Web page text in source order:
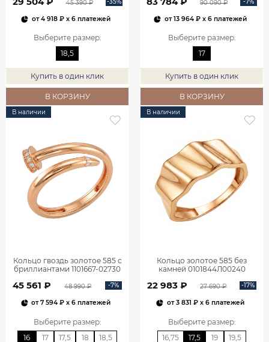
45 390 ₽
от4 918 ₽x 6 платежей
Выберите размер:
18,5
Купить в один клик
В КОРЗИНУ
90 090 ₽
от13 964 ₽x 6 платежей
Выберите размер:
17
Купить в один клик
В КОРЗИНУ
В наличии
Кольцо гвоздь золотое 585 с
бриллиантами 1101667-02730
45 561 ₽ 48 990 ₽ -7%
от7 594 ₽ x 6 платежей
Выберите размер:
16
17 17,5 18 18,5
В наличии
Кольцо золотое 585 без
камней 0101844Л00240
22 983 ₽ 27 690 ₽ -17%
от3 831 ₽x 6 платежей
Выберите размер:
16,75
17,5 19 19,5